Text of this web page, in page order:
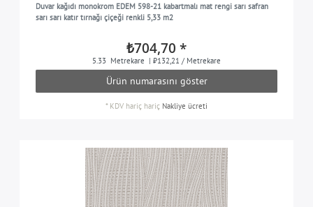
Duvar kağıdı monokrom EDEM 598-21 kabartmalı mat rengi sarı safran
sarı sarı katır tırnağı çiçeği renkli 5,33 m2
₺704,70 *
5.33 Metrekare | ₺132,21 / Metrekare
Ürün numarasını göster
* KDV hariç hariç Nakliye ücreti